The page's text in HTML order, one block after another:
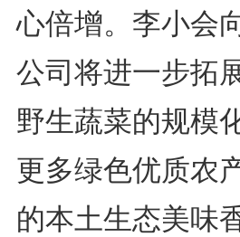
心倍增。李小会
公司将进一步拓
野生蔬菜的规模
更多绿色优质农
的本土生态美味